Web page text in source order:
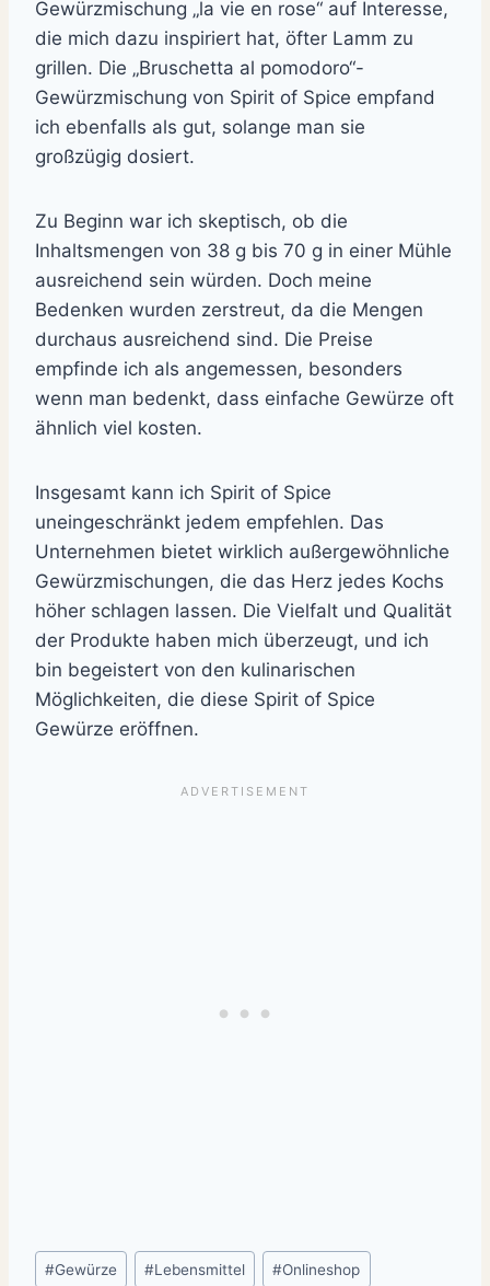
Gewürzmischung „la vie en rose“ auf Interesse,
die mich dazu inspiriert hat, öfter Lamm zu
grillen. Die „Bruschetta al pomodoro“-
Gewürzmischung von Spirit of Spice empfand
ich ebenfalls als gut, solange man sie
großzügig dosiert.
Zu Beginn war ich skeptisch, ob die
Inhaltsmengen von 38 g bis 70 g in einer Mühle
ausreichend sein würden. Doch meine
Bedenken wurden zerstreut, da die Mengen
durchaus ausreichend sind. Die Preise
empfinde ich als angemessen, besonders
wenn man bedenkt, dass einfache Gewürze oft
ähnlich viel kosten.
Insgesamt kann ich Spirit of Spice
uneingeschränkt jedem empfehlen. Das
Unternehmen bietet wirklich außergewöhnliche
Gewürzmischungen, die das Herz jedes Kochs
höher schlagen lassen. Die Vielfalt und Qualität
der Produkte haben mich überzeugt, und ich
bin begeistert von den kulinarischen
Möglichkeiten, die diese Spirit of Spice
Gewürze eröffnen.
Schlagworte:
#Gewürze #Lebensmittel #Onlineshop